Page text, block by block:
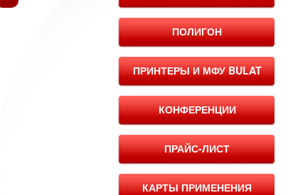
ПОЛИГОН
ПРИНТЕРЫ И МФУ BULAT
КОНФЕРЕНЦИИ
ПРАЙС-ЛИСТ
КАРТЫ ПРИМЕНЕНИЯ